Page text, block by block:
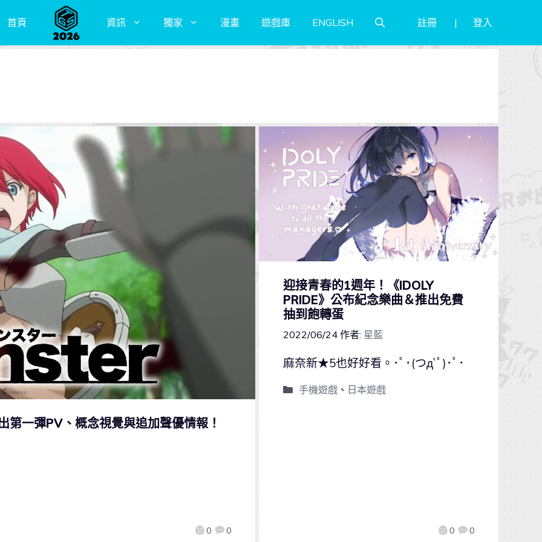
首頁 資訊 獨家 漫畫 遊戲庫 ENGLISH 註冊 登入
一彈PV、概念視覺與追加聲優情報！
0 0
迎接青春的1週年！《IDOLY
PRIDE》公布紀念樂曲＆推出免費
抽到飽轉蛋
2022/06/24 作者: 星藍
0 0
麻奈新★5也好好看。･ﾟ･(つд`ﾟ)･ﾟ･
手機遊戲、 日本遊戲